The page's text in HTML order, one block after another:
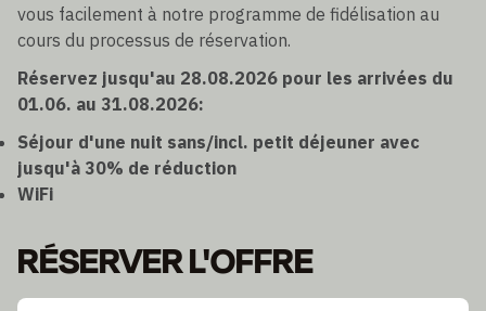
vous facilement à notre programme de fidélisation au
cours du processus de réservation.
Réservez jusqu'au 28.08.2026 pour les arrivées du
01.06. au 31.08.2026:
Séjour d'une nuit sans/incl. petit déjeuner avec
jusqu'à 30% de réduction
WiFi
RÉSERVER L'OFFRE